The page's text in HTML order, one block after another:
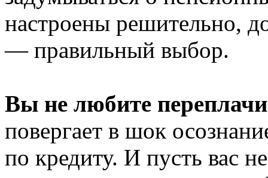
настроены решительно,
— правильный выбор.
Вы не любите
повергает в шок
по кредиту. И пусть вас